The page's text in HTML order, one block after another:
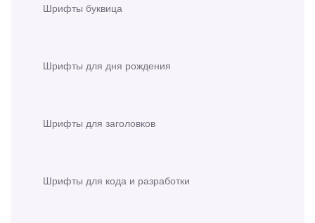
Шрифты буквица
Шрифты для дня рождения
Шрифты для заголовков
Шрифты для кода и разработки